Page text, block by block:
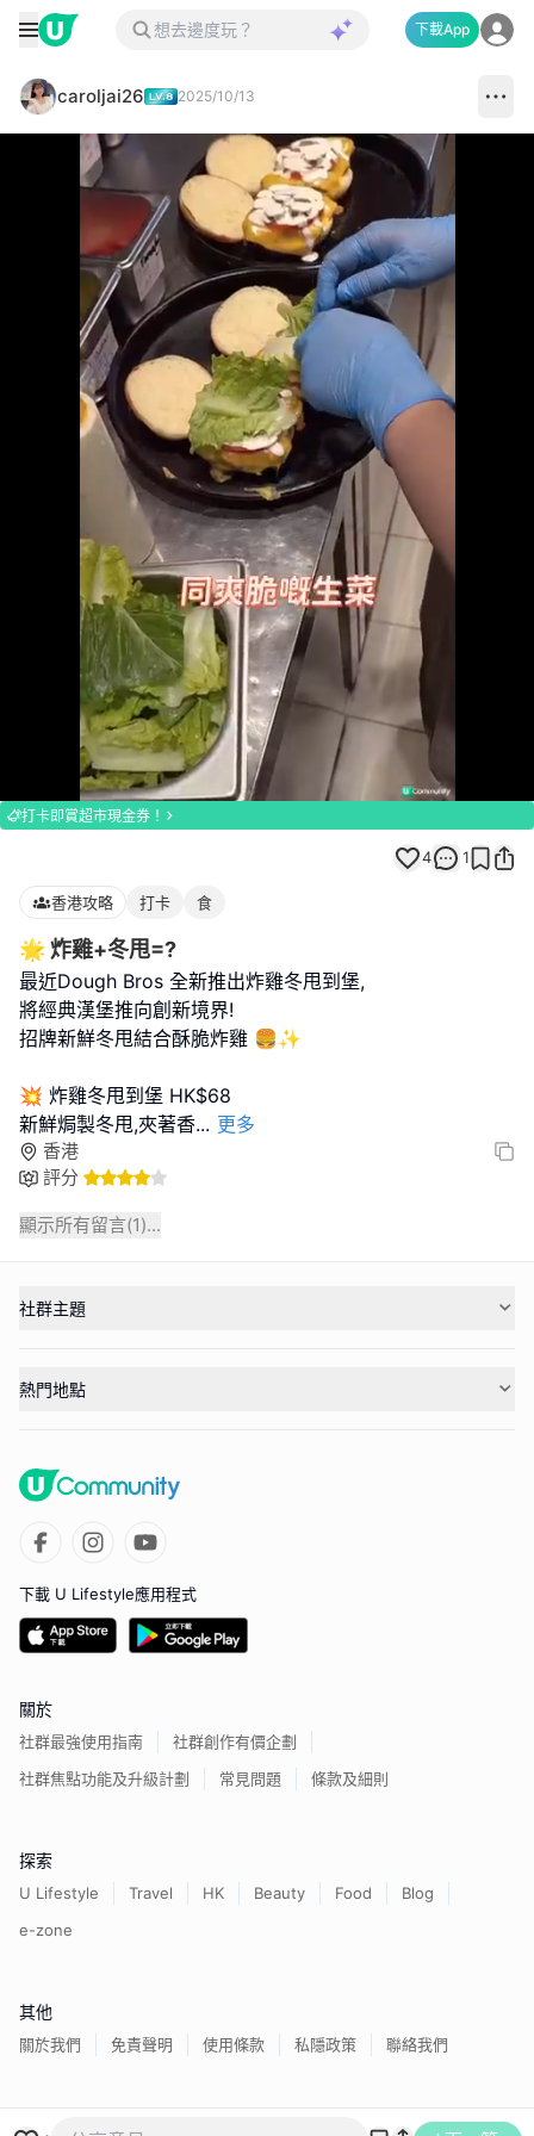
下載App
caroljai26 2025/10/13
Loaded
100.00%
打卡即賞超市現金券！
4 1
香港攻略 打卡 食
🌟 炸雞+冬甩=?
最近Dough Bros 全新推出炸雞冬甩到堡,
將經典漢堡推向創新境界!
招牌新鮮冬甩結合酥脆炸雞 🍔✨
💥 炸雞冬甩到堡 HK$68
新鮮焗製冬甩,夾著香... 更多
香港
評分
顯示所有留言(1)...
社群主題
熱門地點
下載 U Lifestyle應用程式
關於
社群最強使用指南
社群創作有價企劃
社群焦點功能及升級計劃
常見問題 條款及細則
探索
U Lifestyle Travel HK Beauty Food
Blog
e-zone
其他
關於我們 免責聲明 使用條款 私隱政策 聯絡我們